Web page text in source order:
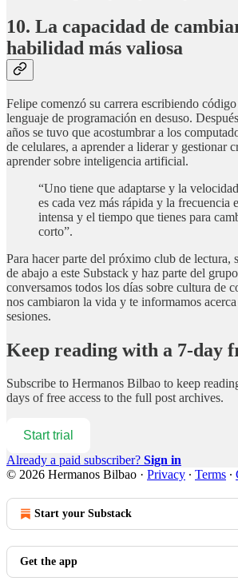
10. La capacidad de
habilidad más valiosa
Felipe comenzó su carrera escribiendo
lenguaje de programación en desuso.
años se tuvo que acostumbrar a los
de celulares, a aprender a liderar y gestionar
aprender sobre inteligencia artificial.
“Uno tiene que adaptarse y la
es cada vez más rápida y la frecuencia
intensa y el tiempo que tienes para
corto”.
Para hacer parte del próximo club de lectura,
de abajo a este Substack y haz parte del
conversamos todos los días sobre cultura de
nos cambiaron la vida y te informamos
sesiones.
Keep reading with a 7-day
Subscribe to Hermanos Bilbao to keep
days of free access to the full post archives.
Start trial
Already a paid subscriber? Sign in
© 2026 Hermanos Bilbao · Privacy ∙ Terms ∙
Start your Substack
Get the app